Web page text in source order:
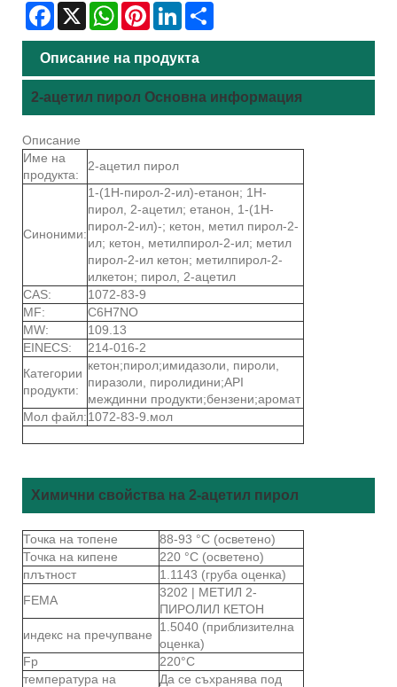
Facebook
X WhatsAppPinterestLinkedIn
Описание на продукта
2-ацетил пирол Основна информация
Описание
Име на
продукта:
2-ацетил пирол
Синоними:
1-(1Н-пирол-2-ил)-етанон; 1Н-
пирол, 2-ацетил; етанон, 1-(1Н-
пирол-2-ил)-; кетон, метил пирол-2-
ил; кетон, метилпирол-2-ил; метил
пирол-2-ил кетон; метилпирол-2-
илкетон; пирол, 2-ацетил
CAS:
1072-83-9
MF:
C6H7NO
MW:
109.13
EINECS:
214-016-2
Категории
продукти:
кетон;пирол;имидазоли, пироли,
пиразоли, пиролидини;API
междинни продукти;бензени;аромат
Мол файл:1072-83-9.мол
Химични свойства на 2-ацетил пирол
Точка на топене
88-93 °C (осветено)
Точка на кипене
220 °C (осветено)
плътност
1.1143 (груба оценка)
FEMA
3202 | МЕТИЛ 2-
ПИРОЛИЛ КЕТОН
индекс на пречупване
1.5040 (приблизителна
оценка)
Fp
220°C
температура на
Да се ​​съхранява под